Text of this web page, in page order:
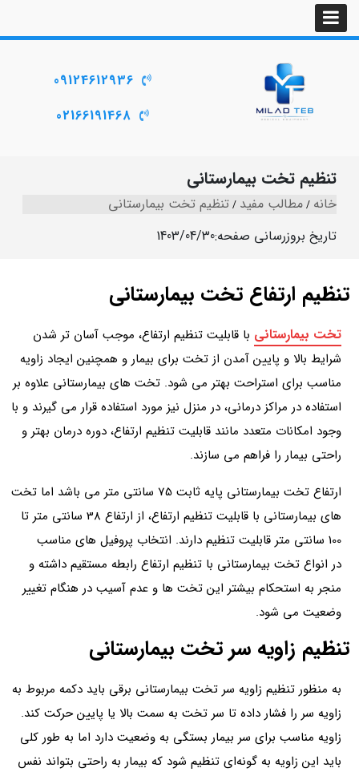
09124612936
02166191468
تنظیم تخت بیمارستانی
خانه مطالب مفید تنظیم تخت بیمارستانی
تاریخ بروزرسانی صفحه:1403/04/30
تنظیم ارتفاع تخت بیمارستانی
تخت بیمارستانی با قابلیت تنظیم ارتفاع، موجب آسان تر شدن
شرایط بالا و پایین آمدن از تخت برای بیمار و همچنین ایجاد زاویه
مناسب برای استراحت بهتر می شود. تخت های بیمارستانی علاوه بر
استفاده در مراکز درمانی، در منزل نیز مورد استفاده قرار می گیرند و با
وجود امکانات متعدد مانند قابلیت تنظیم ارتفاع، دوره درمان بهتر و
راحتی بیمار را فراهم می سازند.
ارتفاع تخت بیمارستانی پایه ثابت 75 سانتی متر می باشد اما تخت
های بیمارستانی با قابلیت تنظیم ارتفاع، از ارتفاع 38 سانتی متر تا
100 سانتی متر قابلیت تنظیم دارند. انتخاب پروفیل های مناسب
در انواع تخت بیمارستانی با تنظیم ارتفاع رابطه مستقیم داشته و
منجر به استحکام بیشتر این تخت ها و عدم آسیب در هنگام تغییر
وضعیت می شود.
تنظیم زاویه سر تخت بیمارستانی
به منظور تنظیم زاویه سر تخت بیمارستانی برقی باید دکمه مربوط به
زاویه سر را فشار داده تا سر تخت به سمت بالا یا پایین حرکت کند.
زاویه مناسب برای سر بیمار بستگی به وضعیت دارد اما به طور کلی
باید این زاویه به گونه‌ای تنظیم شود که بیمار به راحتی بتواند نفس